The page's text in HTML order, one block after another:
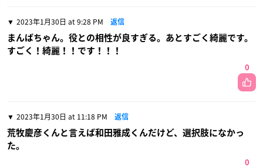
2023年1月30日 at 9:28 PM 返信
まんばちゃん。役との相性が良すぎる。あとすごく綺麗です。
すごく！綺麗！！です！！！
0
2023年1月30日 at 11:18 PM 返信
荒牧慶彦くんと言えば和田雅成くんだけど、選択肢になかっ
た。
0